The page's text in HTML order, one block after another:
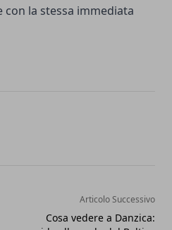
la stessa immediata
Articolo Successivo
Cosa vedere a Danzica: